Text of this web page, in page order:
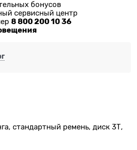
бонусов
сервисный центр
8 800 200 10 36
стандартный ремень, диск 3Т,